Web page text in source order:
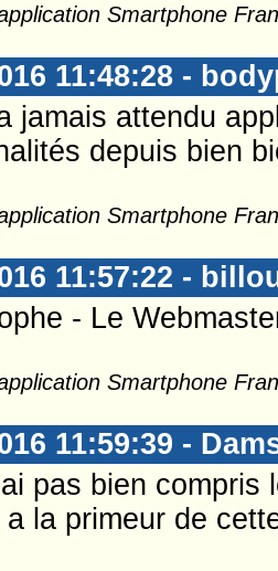
Smartphone
11:48:28 -
jamais attendu
depuis bien
Smartphone
11:57:22 -
- Le
Smartphone
11:59:39 -
pas bien compris
a la primeur de